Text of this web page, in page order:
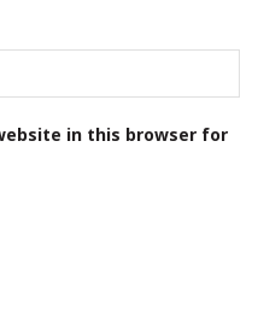
in this browser for